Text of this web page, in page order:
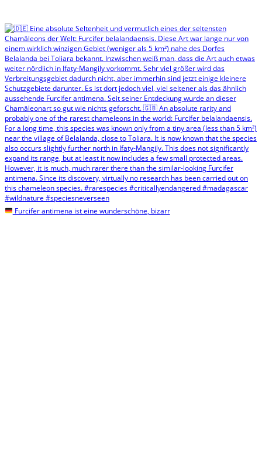
Furcifer antimena ist eine wunderschöne, bizarr